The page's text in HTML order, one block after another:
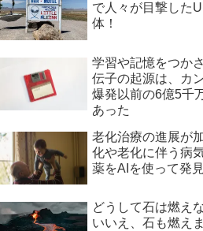
で人々が目撃した
体！
学習や記憶をつか
伝子の起源は、カ
爆発以前の6億5千
あった
老化治療の進展が
化や老化に伴う病
薬をAIを使って発見
どうして石は燃え
いいえ、石も燃え